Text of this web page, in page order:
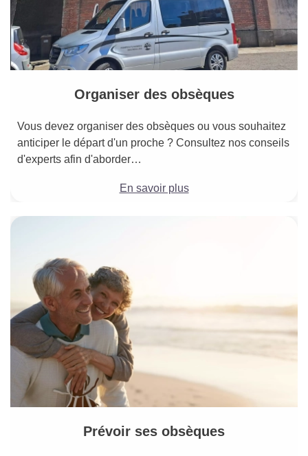
Organiser des obsèques
Vous devez organiser des obsèques ou vous souhaitez
anticiper le départ d'un proche ? Consultez nos conseils
d'experts afin d'aborder…
En savoir plus
Prévoir ses obsèques